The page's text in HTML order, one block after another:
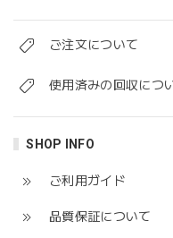
ご注文について
使用済みの回収につ
SHOP INFO
ご利用ガイド
品質保証について